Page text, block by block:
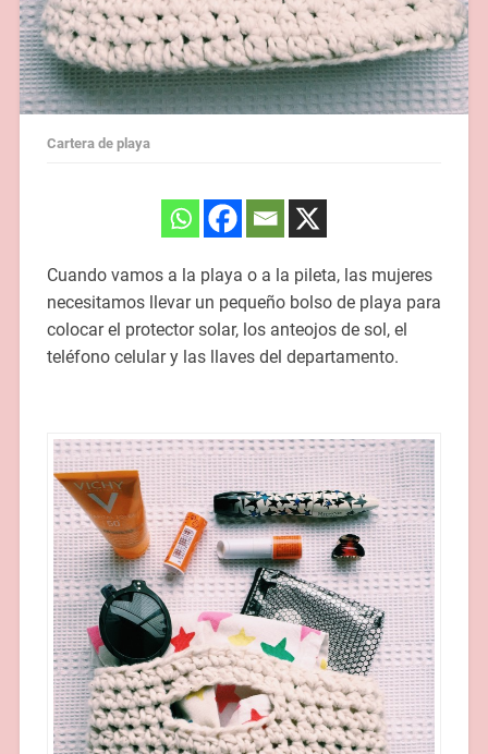
Cartera de playa
Cuando vamos a la playa o a la pileta, las mujeres
necesitamos llevar un pequeño bolso de playa para
colocar el protector solar, los anteojos de sol, el
teléfono celular y las llaves del departamento.